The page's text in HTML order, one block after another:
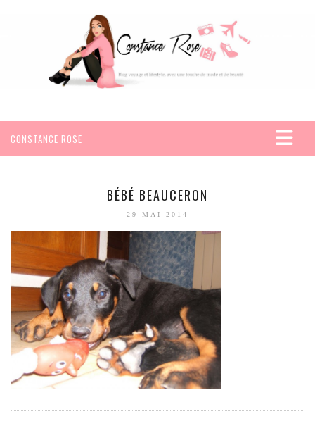
CONSTANCE ROSE
EGYPTE
SEYCHELLES
AMÉRIQUE
MEXIQUE
EUROPE
ESPAGNE
FRANCE
GRÈCE
HONGRIE
BÉBÉ BEAUCERON
29 MAI 2014